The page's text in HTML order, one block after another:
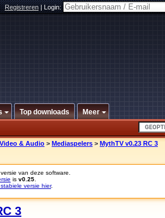
Registreren|Login:
Top downloads Meer
Video & Audio > Mediaspelers > MythTV v0.23 RC 3
van deze software.
is v0.25
versie hier.
3